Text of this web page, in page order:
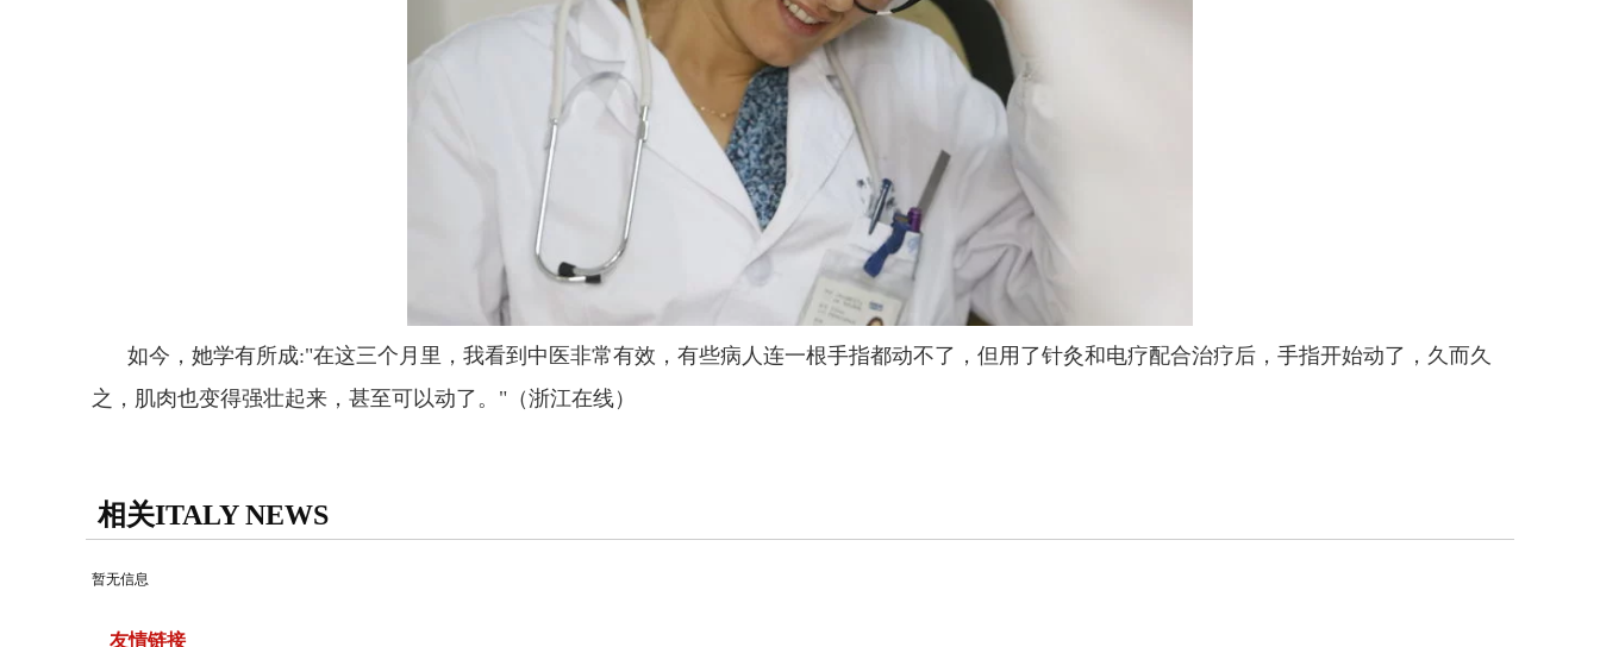
如今，她学有所成:"在这三个月里，我看到中医非常有效，有些病人连一根手指都动不了，但用了针灸和电疗配合治疗后，手指开始动了，久而久
之，肌肉也变得强壮起来，甚至可以动了。"（浙江在线）
相关ITALY NEWS
暂无信息
友情链接